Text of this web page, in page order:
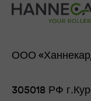
ООО
305018 РФ